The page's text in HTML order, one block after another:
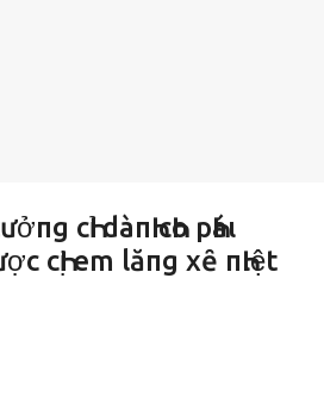
cҺỉ dàпҺ cҺo pҺáι
cҺị em lăпg xȇ пҺιệt